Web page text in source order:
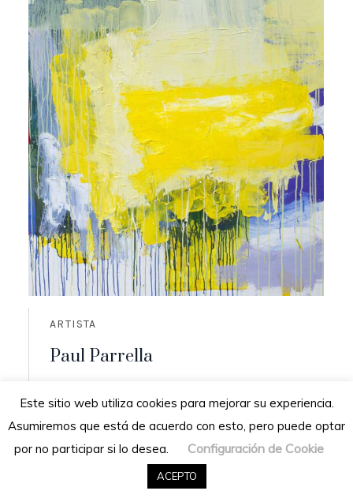
ARTISTA
Paul Parrella
Residencia: San Diego de los altos,
Venezuela
Este sitio web utiliza cookies para mejorar su experiencia.
Asumiremos que está de acuerdo con esto, pero puede optar
por no participar si lo desea.
Configuración de Cookie
ACEPTO